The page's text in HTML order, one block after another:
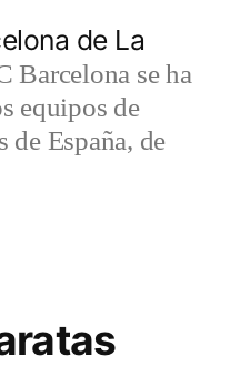
de La
Barcelona se ha
equipos de
España, de